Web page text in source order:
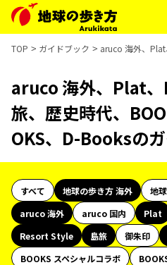
TOP ガイドブック aruco 海外、
aruco 海外、Plat
旅、歴史時代、
OKS、D-Booksの
すべて 地球の歩き方 海外
地
aruco 海外
aruco 国内 Plat
Resort Style
島旅 御朱印
BOOKS スペシャルコラボ